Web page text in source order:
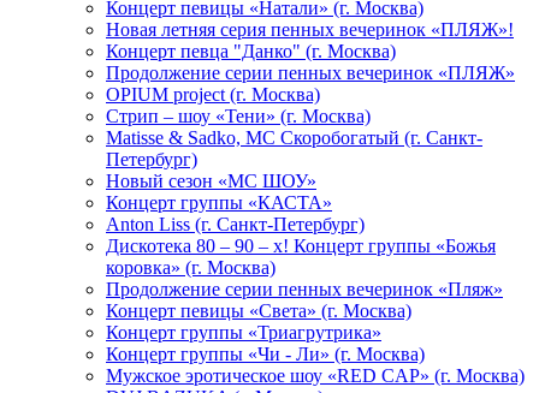
Концерт певицы «Натали» (г. Москва)
Новая летняя серия пенных вечеринок «ПЛЯЖ»!
Концерт певца "Данко" (г. Москва)
Продолжение серии пенных вечеринок «ПЛЯЖ»
OPIUM project (г. Москва)
Стрип – шоу «Тени» (г. Москва)
Matissе & Sadko, MC Скоробогатый (г. Санкт-
Петербург)
Новый сезон «МС ШОУ»
Концерт группы «КАСТА»
Anton Liss (г. Санкт-Петербург)
Дискотека 80 – 90 – х! Концерт группы «Божья
коровка» (г. Москва)
Продолжение серии пенных вечеринок «Пляж»
Концерт певицы «Света» (г. Москва)
Концерт группы «Триагрутрика»
Концерт группы «Чи - Ли» (г. Москва)
Мужское эротическое шоу «RED CAP» (г. Москва)